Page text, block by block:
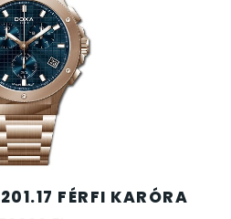
FÉRFI KARÓRA